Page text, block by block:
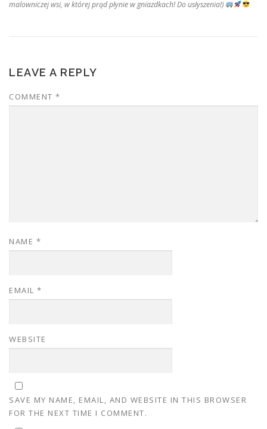
malowniczej wsi, w której prąd płynie w gniazdkach! Do usłyszenia!)
LEAVE A REPLY
COMMENT *
NAME *
EMAIL *
WEBSITE
SAVE MY NAME, EMAIL, AND WEBSITE IN THIS BROWSER
FOR THE NEXT TIME I COMMENT.